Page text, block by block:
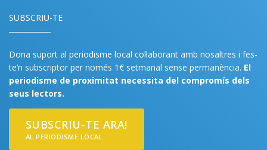
SUBSCRIU-TE
Dona suport al periodisme local col·laborant amb nosaltres i fes-
te’n subscriptor per només 1€ setmanal sense permanència. El
periodisme de proximitat necessita del compromís dels
seus lectors.
SUBSCRIU-TE ARA!
AL PERIODISME LOCAL